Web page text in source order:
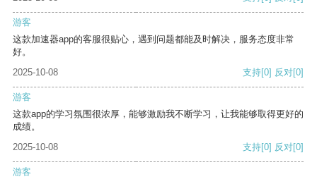
游客
这款加速器app的客服很贴心，遇到问题都能及时解决，服务态度非常
好。
2025-10-08
支持[0] 反对[0]
游客
这款app的学习氛围很浓厚，能够激励我不断学习，让我能够取得更好的
成绩。
2025-10-08
支持[0] 反对[0]
游客